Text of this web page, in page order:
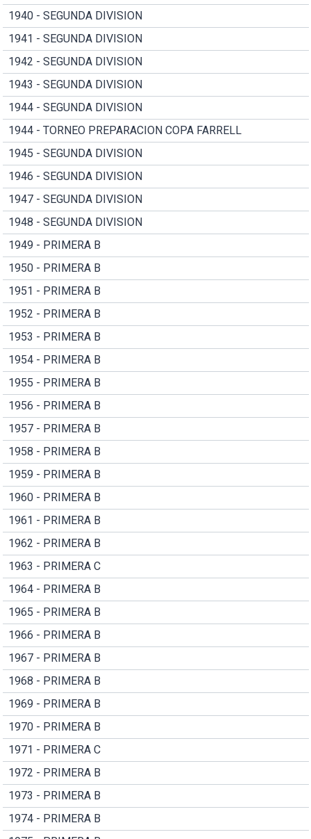
1940 - SEGUNDA DIVISION
1941 - SEGUNDA DIVISION
1942 - SEGUNDA DIVISION
1943 - SEGUNDA DIVISION
1944 - SEGUNDA DIVISION
1944 - TORNEO PREPARACION COPA FARRELL
1945 - SEGUNDA DIVISION
1946 - SEGUNDA DIVISION
1947 - SEGUNDA DIVISION
1948 - SEGUNDA DIVISION
1949 - PRIMERA B
1950 - PRIMERA B
1951 - PRIMERA B
1952 - PRIMERA B
1953 - PRIMERA B
1954 - PRIMERA B
1955 - PRIMERA B
1956 - PRIMERA B
1957 - PRIMERA B
1958 - PRIMERA B
1959 - PRIMERA B
1960 - PRIMERA B
1961 - PRIMERA B
1962 - PRIMERA B
1963 - PRIMERA C
1964 - PRIMERA B
1965 - PRIMERA B
1966 - PRIMERA B
1967 - PRIMERA B
1968 - PRIMERA B
1969 - PRIMERA B
1970 - PRIMERA B
1971 - PRIMERA C
1972 - PRIMERA B
1973 - PRIMERA B
1974 - PRIMERA B